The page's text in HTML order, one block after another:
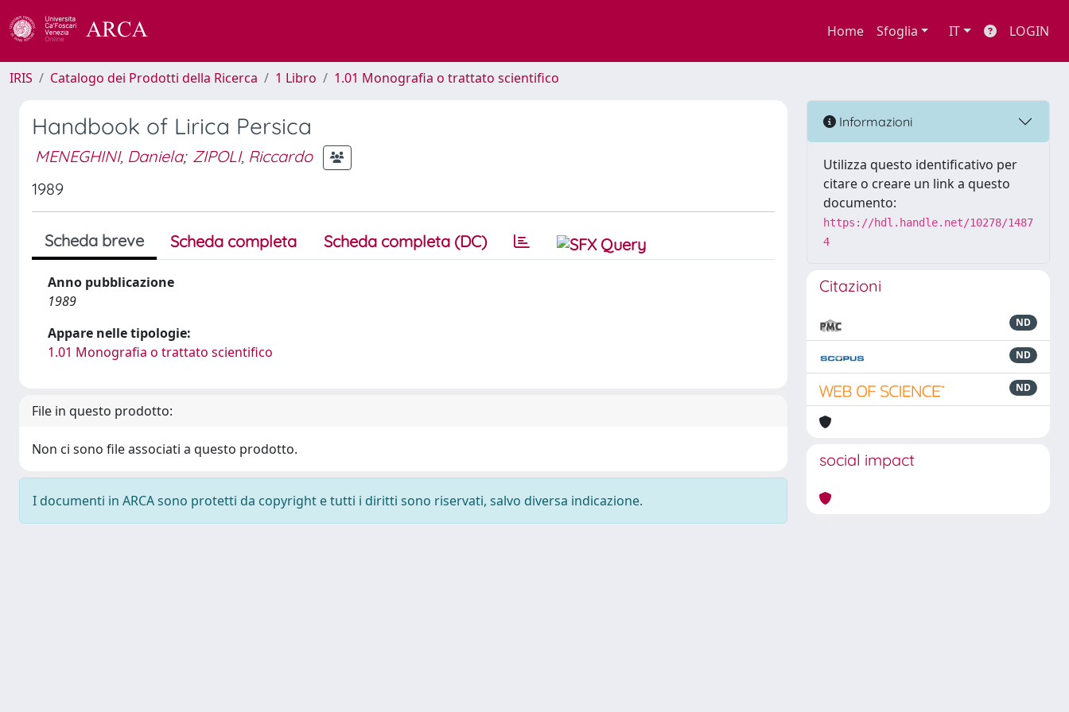
Home Sfoglia IT LOGIN
IRIS Catalogo dei Prodotti della Ricerca 1 Libro 1.01 Monografia o trattato scientifico
Handbook of Lirica Persica
MENEGHINI, Daniela; ZIPOLI, Riccardo
1989
Scheda breve Scheda completa Scheda completa (DC)
Anno pubblicazione
1989
Appare nelle tipologie:
1.01 Monografia o trattato scientifico
File in questo prodotto:
Non ci sono file associati a questo prodotto.
I documenti in ARCA sono protetti da copyright e tutti i diritti sono riservati, salvo diversa indicazione.
Informazioni
Utilizza questo identificativo per
citare o creare un link a questo
documento:
https://hdl.handle.net/10278/1487
4
Citazioni
ND
ND
ND
social impact